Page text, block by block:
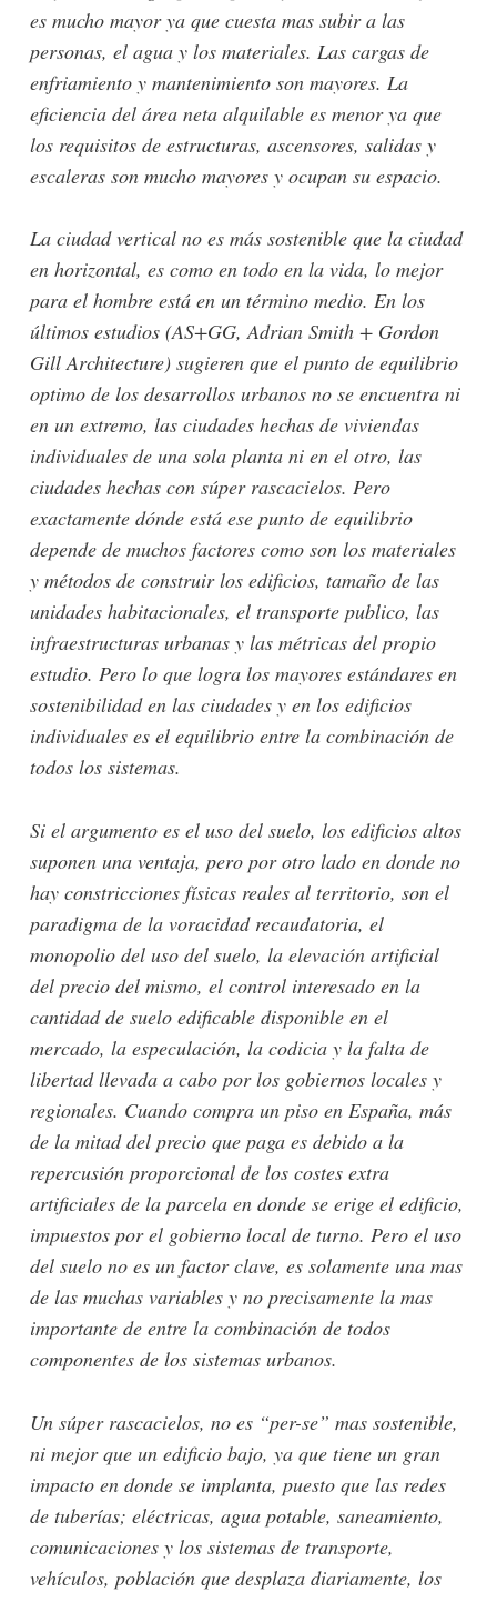
es mucho mayor ya que cuesta mas subir a las
personas, el agua y los materiales. Las cargas de
enfriamiento y mantenimiento son mayores. La
eficiencia del área neta alquilable es menor ya que
los requisitos de estructuras, ascensores, salidas y
escaleras son mucho mayores y ocupan su espacio.
La ciudad vertical no es más sostenible que la ciudad
en horizontal, es como en todo en la vida, lo mejor
para el hombre está en un término medio. En los
últimos estudios (AS+GG, Adrian Smith + Gordon
Gill Architecture) sugieren que el punto de equilibrio
optimo de los desarrollos urbanos no se encuentra ni
en un extremo, las ciudades hechas de viviendas
individuales de una sola planta ni en el otro, las
ciudades hechas con súper rascacielos. Pero
exactamente dónde está ese punto de equilibrio
depende de muchos factores como son los materiales
y métodos de construir los edificios, tamaño de las
unidades habitacionales, el transporte publico, las
infraestructuras urbanas y las métricas del propio
estudio. Pero lo que logra los mayores estándares en
sostenibilidad en las ciudades y en los edificios
individuales es el equilibrio entre la combinación de
todos los sistemas.
Si el argumento es el uso del suelo, los edificios altos
suponen una ventaja, pero por otro lado en donde no
hay constricciones físicas reales al territorio, son el
paradigma de la voracidad recaudatoria, el
monopolio del uso del suelo, la elevación artificial
del precio del mismo, el control interesado en la
cantidad de suelo edificable disponible en el
mercado, la especulación, la codicia y la falta de
libertad llevada a cabo por los gobiernos locales y
regionales. Cuando compra un piso en España, más
de la mitad del precio que paga es debido a la
repercusión proporcional de los costes extra
artificiales de la parcela en donde se erige el edificio,
impuestos por el gobierno local de turno. Pero el uso
del suelo no es un factor clave, es solamente una mas
de las muchas variables y no precisamente la mas
importante de entre la combinación de todos
componentes de los sistemas urbanos.
Un súper rascacielos, no es “per-se” mas sostenible,
ni mejor que un edificio bajo, ya que tiene un gran
impacto en donde se implanta, puesto que las redes
de tuberías; eléctricas, agua potable, saneamiento,
comunicaciones y los sistemas de transporte,
vehículos, población que desplaza diariamente, los